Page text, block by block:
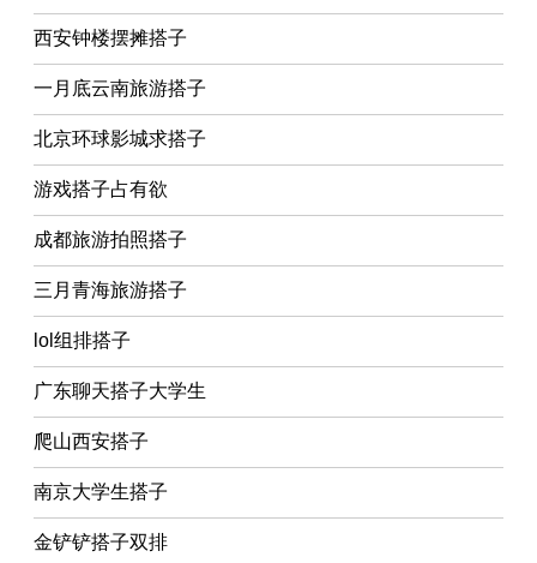
西安钟楼摆摊搭子
一月底云南旅游搭子
北京环球影城求搭子
游戏搭子占有欲
成都旅游拍照搭子
三月青海旅游搭子
lol组排搭子
广东聊天搭子大学生
爬山西安搭子
南京大学生搭子
金铲铲搭子双排